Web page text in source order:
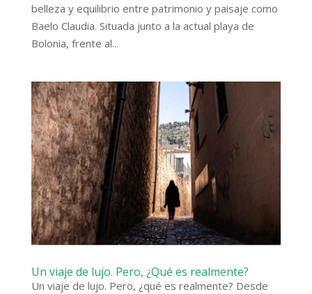
belleza y equilibrio entre patrimonio y paisaje como
Baelo Claudia. Situada junto a la actual playa de
Bolonia, frente al...
Un viaje de lujo. Pero, ¿Qué es realmente?
Un viaje de lujo. Pero, ¿qué es realmente? Desde